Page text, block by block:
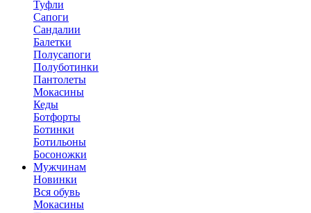
Туфли
Сапоги
Сандалии
Балетки
Полусапоги
Полуботинки
Пантолеты
Мокасины
Кеды
Ботфорты
Ботинки
Ботильоны
Босоножки
Мужчинам
Новинки
Вся обувь
Мокасины